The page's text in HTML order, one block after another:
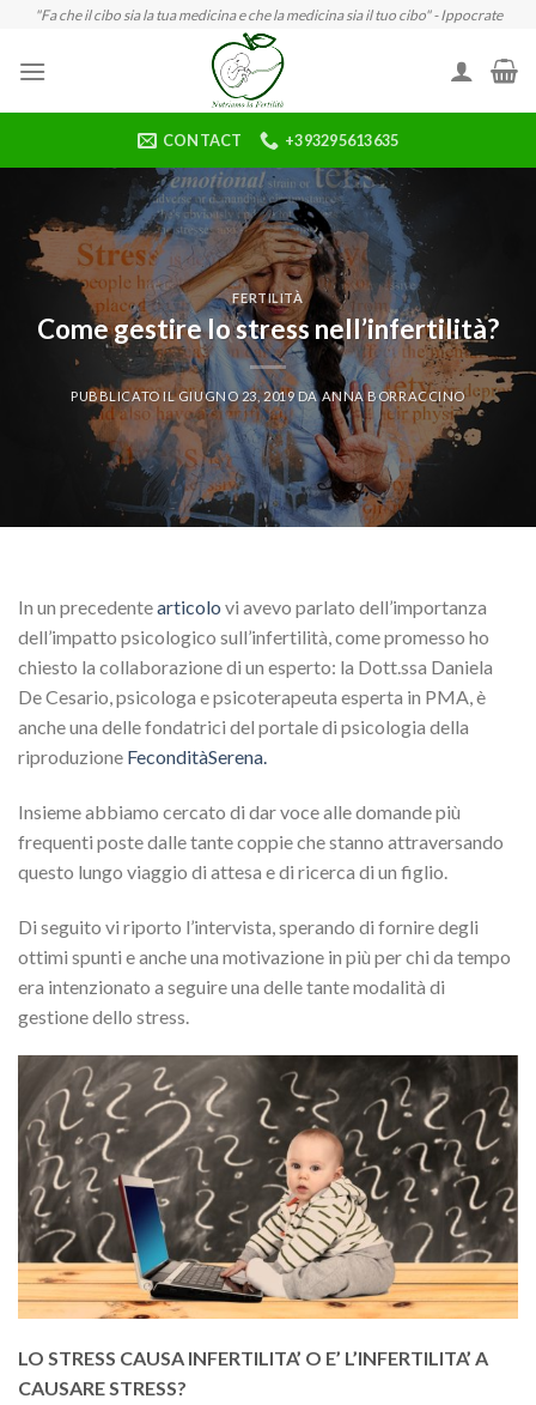
content
"Fa che il cibo sia la tua medicina e che la medicina sia il tuo cibo" - Ippocrate
CONTACT +393295613635
FERTILITÀ
Come gestire lo stress nell’infertilità?
PUBBLICATO ILGIUGNO 23, 2019DAANNA BORRACCINO
In un precedentearticolo vi avevo parlato dell’importanza
dell’impatto psicologico sull’infertilità, come promesso ho
chiesto la collaborazione di un esperto: la Dott.ssa Daniela
De Cesario, psicologa e psicoterapeuta esperta in PMA, è
anche una delle fondatrici del portale di psicologia della
riproduzione FeconditàSerena.
Insieme abbiamo cercato di dar voce alle domande più
frequenti poste dalle tante coppie che stanno attraversando
questo lungo viaggio di attesa e di ricerca di un figlio.
Di seguito vi riporto l’intervista, sperando di fornire degli
ottimi spunti e anche una motivazione in più per chi da tempo
era intenzionato a seguire una delle tante modalità di
gestione dello stress.
LO STRESS CAUSA INFERTILITA’ O E’ L’INFERTILITA’ A
CAUSARE STRESS?